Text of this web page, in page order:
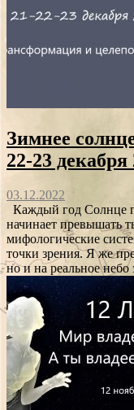
Зимнее
22-23 декабря
03.12.2022
Каждый год Солнце
начинает превышать
мифологические
точки зрения. Я же
но и на реальное небо